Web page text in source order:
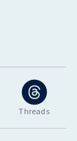
Threads